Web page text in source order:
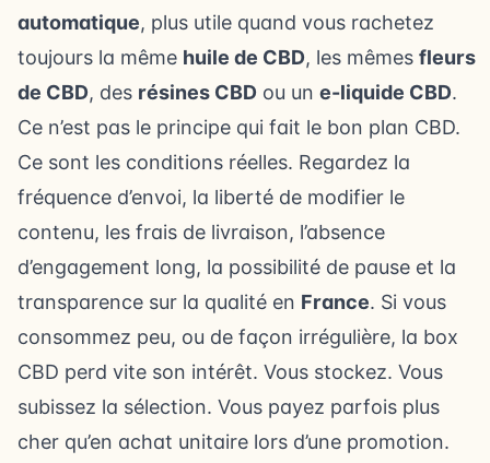
automatique, plus utile quand vous rachetez
toujours la même huile de CBD, les mêmes fleurs
de CBD, des résines CBD ou un e-liquide CBD.
Ce n’est pas le principe qui fait le bon plan CBD.
Ce sont les conditions réelles. Regardez la
fréquence d’envoi, la liberté de modifier le
contenu, les frais de livraison, l’absence
d’engagement long, la possibilité de pause et la
transparence sur la qualité en France. Si vous
consommez peu, ou de façon irrégulière, la box
CBD perd vite son intérêt. Vous stockez. Vous
subissez la sélection. Vous payez parfois plus
cher qu’en achat unitaire lors d’une promotion.